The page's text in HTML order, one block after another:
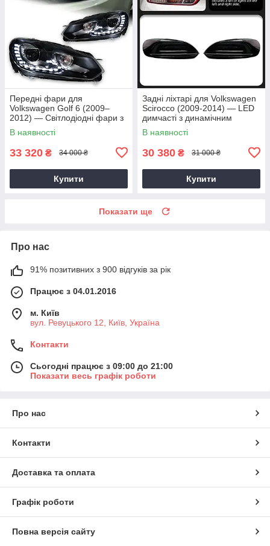
Передні фари для
Volkswagen Golf 6 (2009–
2012) — Світлодіодні фари з
лінзами ближнього світла та
«Ангельськими очима»
В наявності
33 320 ₴ 34 000 ₴
Купити
Задні ліхтарі для Volkswagen
Scirocco (2009-2014) — LED
димчасті з динамічним
сигналом Сірий
В наявності
30 380 ₴ 31 000 ₴
Купити
Показати ще
Про нас
91% позитивних з 900 відгуків за рік
Працює з 04.01.2016
м. Київ
вул. Ревуцького 12, Київ, Україна
Контакти
Сьогодні працює з 09:00 до 21:00
Показати весь графік роботи
Про нас
Контакти
Доставка та оплата
Графік роботи
Повна версія сайту